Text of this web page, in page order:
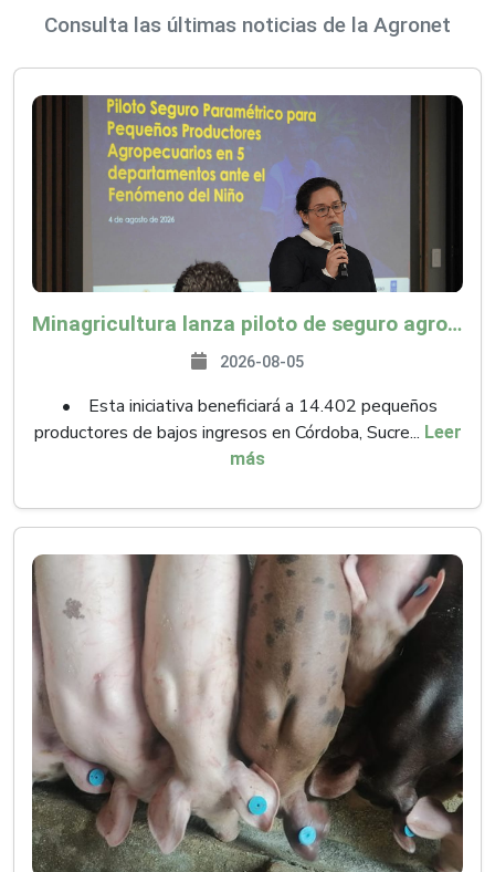
Consulta las últimas noticias de la Agronet
Minagricultura lanza piloto de seguro agropecuario por $9.625 millones para proteger a más de 14.000 pequeños productores contra riesgos del Fenómeno de El Niño
2026-08-05
• Esta iniciativa beneficiará a 14.402 pequeños
productores de bajos ingresos en Córdoba, Sucre... Leer
más